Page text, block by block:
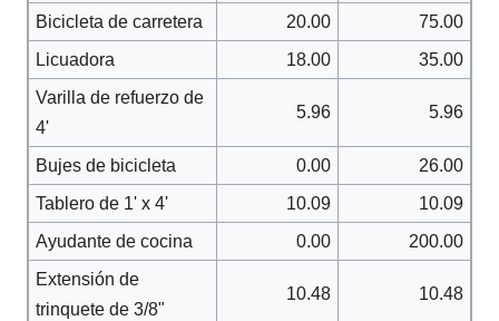
Bicicleta de carretera
20.00
75.00
Licuadora
18.00
35.00
Varilla de refuerzo de
4'
5.96 5.96
Bujes de bicicleta 0.00
26.00
Tablero de 1' x 4'
10.09
10.09
Ayudante de cocina
0.00
200.00
Extensión de
trinquete de 3/8"
10.48 10.48